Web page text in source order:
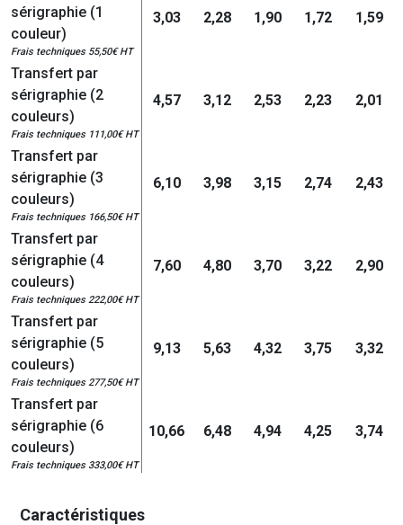
sérigraphie (1
couleur)
Frais techniques 55,50€ HT
3,03 2,28 1,90 1,72 1,59
Transfert par
sérigraphie (2
couleurs)
Frais techniques 111,00€ HT
4,57 3,12 2,53 2,23 2,01
Transfert par
sérigraphie (3
couleurs)
Frais techniques 166,50€ HT
6,10 3,98 3,15 2,74 2,43
Transfert par
sérigraphie (4
couleurs)
Frais techniques 222,00€ HT
7,60 4,80 3,70 3,22 2,90
Transfert par
sérigraphie (5
couleurs)
Frais techniques 277,50€ HT
9,13 5,63 4,32 3,75 3,32
Transfert par
sérigraphie (6
couleurs)
Frais techniques 333,00€ HT
10,66 6,48 4,94 4,25 3,74
Caractéristiques